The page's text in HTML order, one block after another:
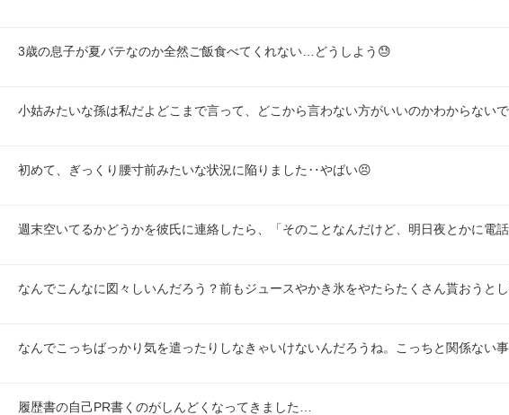
3歳の息子が夏バテなのか全然ご飯食べてくれない…どうしよう😓
小姑みたいな孫は私だよどこまで言って、どこから言わない方がいいのかわからない
初めて、ぎっくり腰寸前みたいな状況に陥りました‥やばい😣
週末空いてるかどうかを彼氏に連絡したら、「そのことなんだけど、明日夜とかに電
なんでこんなに図々しいんだろう？前もジュースやかき氷をやたらたくさん貰おうと
なんでこっちばっかり気を遣ったりしなきゃいけないんだろうね。こっちと関係ない
履歴書の自己PR書くのがしんどくなってきました…